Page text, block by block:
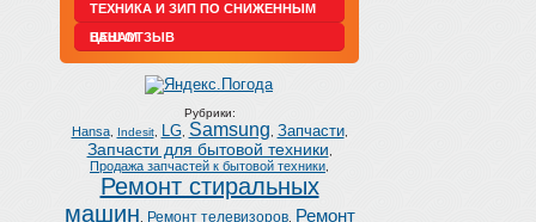
ТЕХНИКА И ЗИП ПО СНИЖЕННЫМ
ЦЕНАМ
ВАШ ОТЗЫВ
Рубрики:
Hansa, Indesit, LG, Samsung Запчасти,
Запчасти для бытовой техники
Продажа запчастей к бытовой техники
Ремонт стиральных
машин
Ремонт телевизоров,
Ремонт